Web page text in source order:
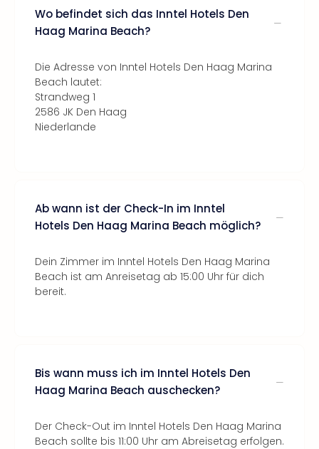
Wo befindet sich das Inntel Hotels Den
Haag Marina Beach?
Die Adresse von Inntel Hotels Den Haag Marina
Beach lautet:
Strandweg 1
2586 JK Den Haag
Niederlande
Ab wann ist der Check-In im Inntel
Hotels Den Haag Marina Beach möglich?
Dein Zimmer im Inntel Hotels Den Haag Marina
Beach ist am Anreisetag ab 15:00 Uhr für dich
bereit.
Bis wann muss ich im Inntel Hotels Den
Haag Marina Beach auschecken?
Der Check-Out im Inntel Hotels Den Haag Marina
Beach sollte bis 11:00 Uhr am Abreisetag erfolgen.